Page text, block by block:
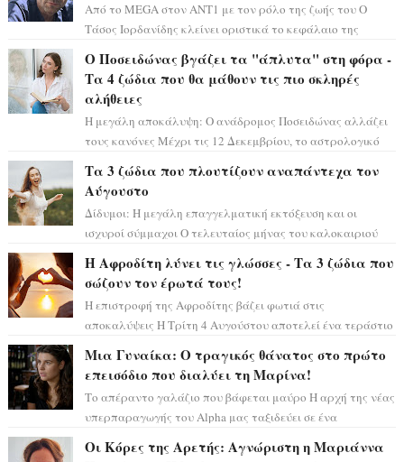
Από το MEGA στον ΑΝΤ1 με τον ρόλο της ζωής του Ο
Τάσος Ιορδανίδης κλείνει οριστικά το κεφάλαιο της
Ο Ποσειδώνας βγάζει τα "άπλυτα" στη φόρα -
Τα 4 ζώδια που θα μάθουν τις πιο σκληρές
αλήθειες
Η μεγάλη αποκάλυψη: Ο ανάδρομος Ποσειδώνας αλλάζει
τους κανόνες Μέχρι τις 12 Δεκεμβρίου, το αστρολογικό
Τα 3 ζώδια που πλουτίζουν αναπάντεχα τον
Αύγουστο
Δίδυμοι: Η μεγάλη επαγγελματική εκτόξευση και οι
ισχυροί σύμμαχοι Ο τελευταίος μήνας του καλοκαιριού
Η Αφροδίτη λύνει τις γλώσσες - Τα 3 ζώδια που
σώζουν τον έρωτά τους!
Η επιστροφή της Αφροδίτης βάζει φωτιά στις
αποκαλύψεις Η Τρίτη 4 Αυγούστου αποτελεί ένα τεράστιο
Μια Γυναίκα: Ο τραγικός θάνατος στο πρώτο
επεισόδιο που διαλύει τη Μαρίνα!
Το απέραντο γαλάζιο που βάφεται μαύρο Η αρχή της νέας
υπερπαραγωγής του Alpha μας ταξιδεύει σε ένα
Οι Κόρες της Αρετής: Αγνώριστη η Μαριάννα